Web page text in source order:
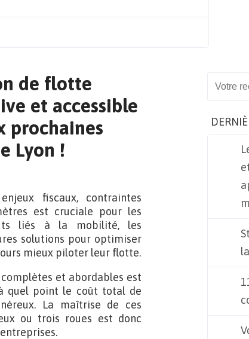
de flotte
et accessible
prochaines
Lyon !
fiscaux, contraintes
est cruciale pour les
liés à la mobilité, les
solutions pour optimiser
mieux piloter leur flotte.
et abordables est
quel point le coût total de
La maîtrise de ces
ou trois roues est donc